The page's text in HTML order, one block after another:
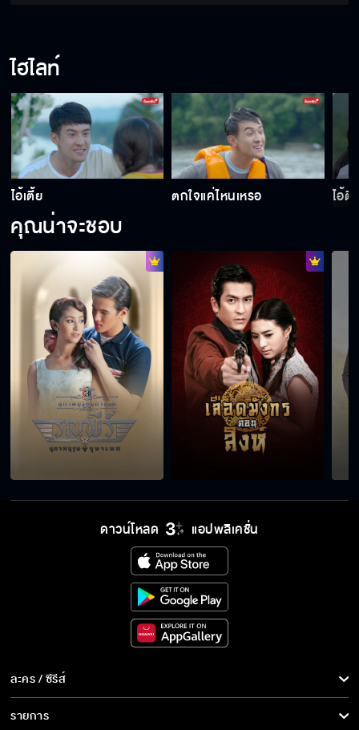
ไฮไลท์
ไอ้เตี้ย ตกใจแค่ไหนเหรอ ไอ้ตี๋
คุณน่าจะชอบ
ดาวน์โหลด แอปพลิเคชั่น
ละคร / ซีรีส์
ละคร/ซีรีส์
รายการ